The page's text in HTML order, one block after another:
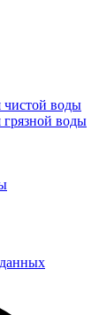
воды
воды